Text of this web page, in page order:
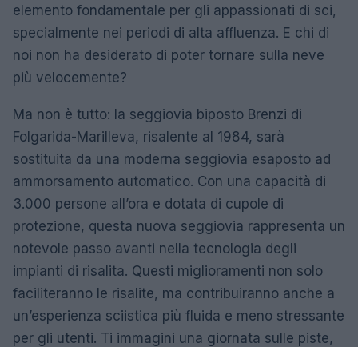
elemento fondamentale per gli appassionati di sci,
specialmente nei periodi di alta affluenza. E chi di
noi non ha desiderato di poter tornare sulla neve
più velocemente?
Ma non è tutto: la seggiovia biposto Brenzi di
Folgarida-Marilleva, risalente al 1984, sarà
sostituita da una moderna seggiovia esaposto ad
ammorsamento automatico. Con una capacità di
3.000 persone all’ora e dotata di cupole di
protezione, questa nuova seggiovia rappresenta un
notevole passo avanti nella tecnologia degli
impianti di risalita. Questi miglioramenti non solo
faciliteranno le risalite, ma contribuiranno anche a
un’esperienza sciistica più fluida e meno stressante
per gli utenti. Ti immagini una giornata sulle piste,